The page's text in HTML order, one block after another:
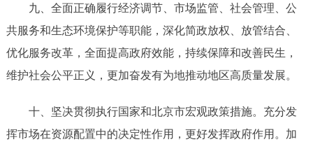
九、全面正确履行经济调节、市场监管、社会管理、公
共服务和生态环境保护等职能， 深化简政放权、放管结合、
优化服务改革，全面提高政府效能，持续保障和改善民生，
维护社会公平正义， 更加奋发有为地推动地区高质量发展。
十、 坚决贯彻执行国家和北京市宏观政策措施。充分发
挥市场在资源配置中的决定性作用，更好发挥政府作用。加